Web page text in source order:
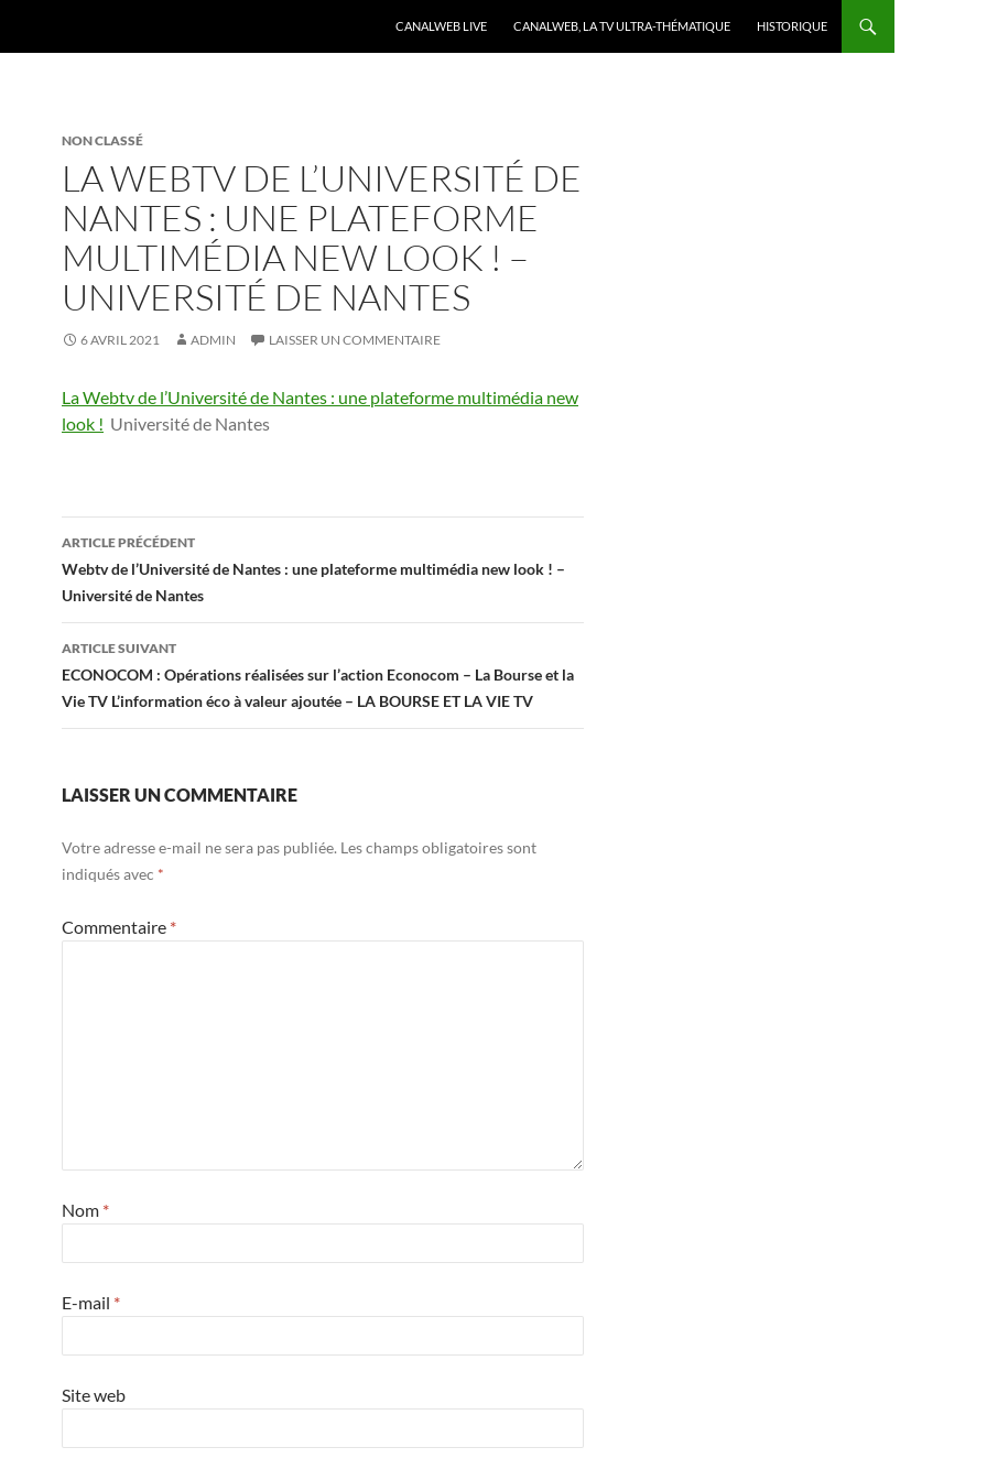
CANALWEB LIVE CANALWEB, LA TV ULTRA-THÉMATIQUE HISTORIQUE
NON CLASSÉ
LA WEBTV DE L’UNIVERSITÉ DE
NANTES : UNE PLATEFORME
MULTIMÉDIA NEW LOOK ! –
UNIVERSITÉ DE NANTES
6 AVRIL 2021 ADMIN LAISSER UN COMMENTAIRE
La Webtv de l’Université de Nantes : une plateforme multimédia new
look ! Université de Nantes
Navigation
des
articles
ARTICLE PRÉCÉDENT
Webtv de l’Université de Nantes : une plateforme multimédia new look ! –
Université de Nantes
ARTICLE SUIVANT
ECONOCOM : Opérations réalisées sur l’action Econocom – La Bourse et la
Vie TV L’information éco à valeur ajoutée – LA BOURSE ET LA VIE TV
LAISSER UN COMMENTAIRE
Votre adresse e-mail ne sera pas publiée. Les champs obligatoires sont
indiqués avec *
Commentaire *
Nom *
E-mail *
Site web